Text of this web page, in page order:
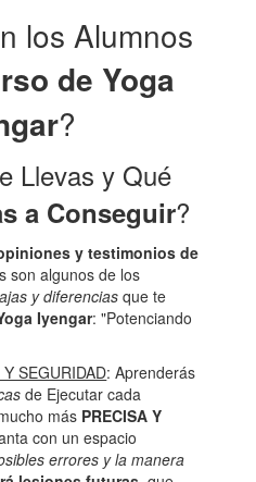
los Alumnos
de Yoga
?
Llevas y Qué
a Conseguir?
y testimonios de
son algunos de los
y diferenciasque te
Iyengar: "Potenciando
SEGURIDAD: Aprenderás
de Ejecutar cada
más PRECISA Y
con un espacio
errores y la manera